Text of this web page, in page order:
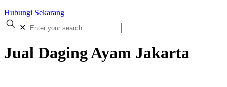
Hubungi Sekarang
✕
Jual Daging Ayam Jakarta